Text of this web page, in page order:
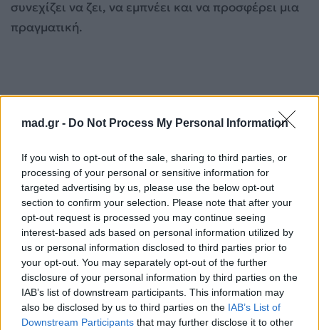
mad.gr - Do Not Process My Personal Information
If you wish to opt-out of the sale, sharing to third parties, or
processing of your personal or sensitive information for
targeted advertising by us, please use the below opt-out
section to confirm your selection. Please note that after your
opt-out request is processed you may continue seeing
interest-based ads based on personal information utilized by
us or personal information disclosed to third parties prior to
your opt-out. You may separately opt-out of the further
disclosure of your personal information by third parties on the
IAB’s list of downstream participants. This information may
also be disclosed by us to third parties on the IAB’s List of
Downstream Participants that may further disclose it to other
συνεχίζει να ζει, να εμπνέει και να προσφέρει μια
πραγματική.
Χορηγοί επικοινωνίας
Mad TV & Mad Radio 106,2
Για σχόλια, μηνύματα ή φωτογραφικό υλικό